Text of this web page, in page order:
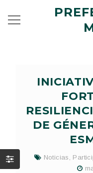
DE
Noticias